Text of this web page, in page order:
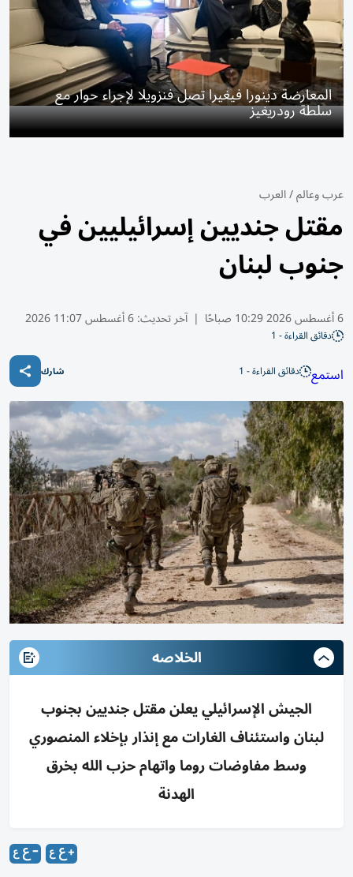
المعارضة دينورا فيغيرا تصل فنزويلا لإجراء حوار مع
سلطة رودريغيز
عرب وعالم/العرب
مقتل جنديين إسرائيليين في
جنوب لبنان
6 أغسطس 2026 10:29 صباحًا | آخر تحديث:6 أغسطس 11:07 2026
دقائق القراءة - 1
استمع دقائق القراءة - 1 شارك
الخلاصه
الجيش الإسرائيلي يعلن مقتل جنديين بجنوب
لبنان واستئناف الغارات مع إنذار بإخلاء المنصوري
وسط مفاوضات روما واتهام حزب الله بخرق
الهدنة